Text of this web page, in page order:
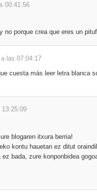
00:41:56
no porque crea que eres un
las 07:04:17
cuesta más leer letra blanca
blogaren itxura berria!
kontu hauetan ez ditut
bada, zure konponbidea